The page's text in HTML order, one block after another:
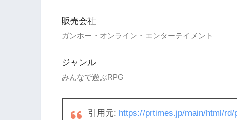
販売会社
ガンホー・オンライン・エンターテイメント
ジャンル
みんなで遊ぶRPG
引用元: https://prtimes.jp/main/html/rd/